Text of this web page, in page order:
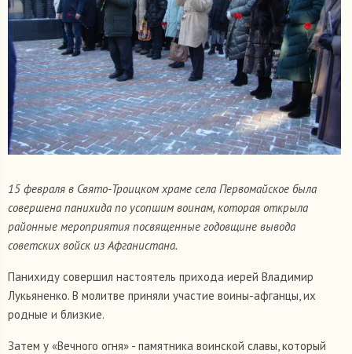
15 февраля в Свято-Троицком храме села Первомайское была
совершена панихида по усопшим воинам, которая открыла
районные мероприятия посвященные годовщине вывода
советских войск из Афганистана.
Панихиду совершил настоятель прихода иерей Владимир
Лукьяненко. В молитве приняли участие воины-афганцы, их
родные и близкие.
Затем у «Вечного огня» - памятника воинской славы, который